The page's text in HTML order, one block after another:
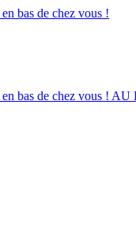
AU